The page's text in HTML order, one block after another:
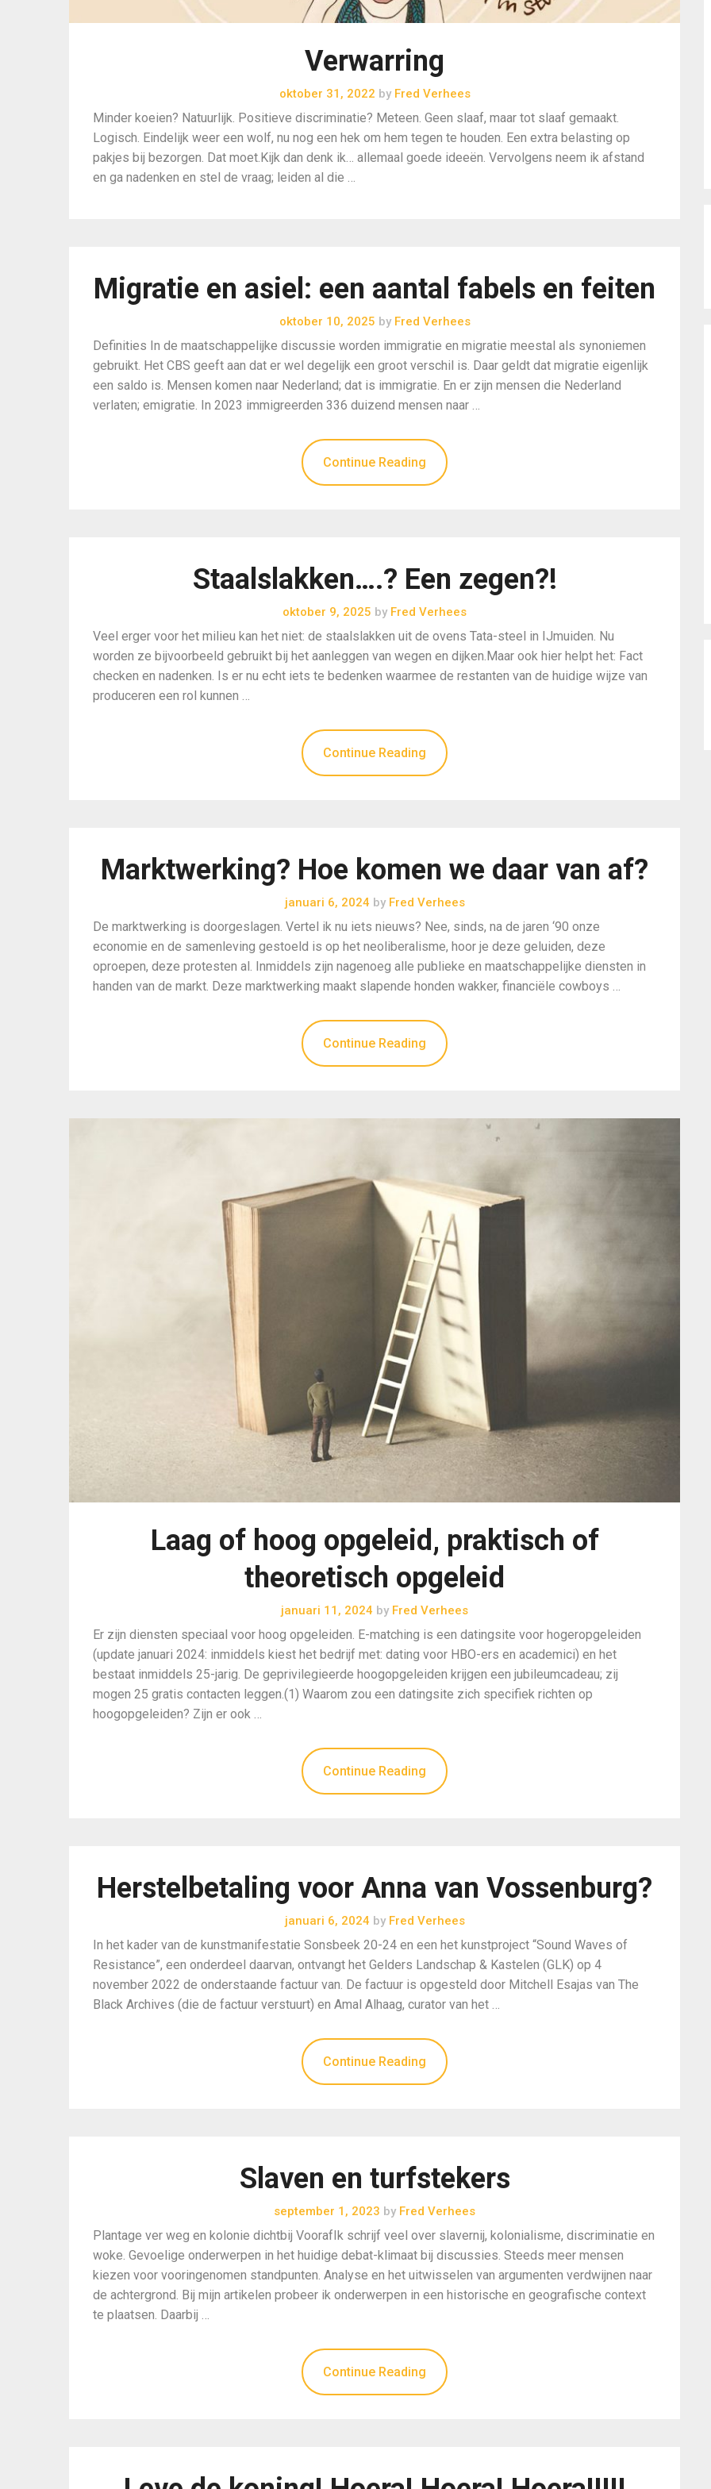
Verwarring
oktober 31, 2022 byFred Verhees
Minder koeien? Natuurlijk. Positieve discriminatie? Meteen. Geen slaaf, maar tot slaaf gemaakt.
Logisch. Eindelijk weer een wolf, nu nog een hek om hem tegen te houden. Een extra belasting op
pakjes bij bezorgen. Dat moet.Kijk dan denk ik… allemaal goede ideeën. Vervolgens neem ik afstand
en ga nadenken en stel de vraag; leiden al die …
Migratie en asiel: een aantal fabels en feiten
oktober 10, 2025 byFred Verhees
Definities In de maatschappelijke discussie worden immigratie en migratie meestal als synoniemen
gebruikt. Het CBS geeft aan dat er wel degelijk een groot verschil is. Daar geldt dat migratie eigenlijk
een saldo is. Mensen komen naar Nederland; dat is immigratie. En er zijn mensen die Nederland
verlaten; emigratie. In 2023 immigreerden 336 duizend mensen naar …
Continue Reading
Staalslakken….? Een zegen?!
oktober 9, 2025 by Fred Verhees
Veel erger voor het milieu kan het niet: de staalslakken uit de ovens Tata-steel in IJmuiden. Nu
worden ze bijvoorbeeld gebruikt bij het aanleggen van wegen en dijken.Maar ook hier helpt het: Fact
checken en nadenken. Is er nu echt iets te bedenken waarmee de restanten van de huidige wijze van
produceren een rol kunnen …
Continue Reading
Marktwerking? Hoe komen we daar van af?
januari 6, 2024 byFred Verhees
De marktwerking is doorgeslagen. Vertel ik nu iets nieuws? Nee, sinds, na de jaren ‘90 onze
economie en de samenleving gestoeld is op het neoliberalisme, hoor je deze geluiden, deze
oproepen, deze protesten al. Inmiddels zijn nagenoeg alle publieke en maatschappelijke diensten in
handen van de markt. Deze marktwerking maakt slapende honden wakker, financiële cowboys …
Continue Reading
Laag of hoog opgeleid, praktisch of
theoretisch opgeleid
januari 11, 2024 by Fred Verhees
Er zijn diensten speciaal voor hoog opgeleiden. E-matching is een datingsite voor hogeropgeleiden
(update januari 2024: inmiddels kiest het bedrijf met: dating voor HBO-ers en academici) en het
bestaat inmiddels 25-jarig. De geprivilegieerde hoogopgeleiden krijgen een jubileumcadeau; zij
mogen 25 gratis contacten leggen.(1) Waarom zou een datingsite zich specifiek richten op
hoogopgeleiden? Zijn er ook …
Continue Reading
Herstelbetaling voor Anna van Vossenburg?
januari 6, 2024 byFred Verhees
In het kader van de kunstmanifestatie Sonsbeek 20-24 en een het kunstproject “Sound Waves of
Resistance”, een onderdeel daarvan, ontvangt het Gelders Landschap & Kastelen (GLK) op 4
november 2022 de onderstaande factuur van. De factuur is opgesteld door Mitchell Esajas van The
Black Archives (die de factuur verstuurt) en Amal Alhaag, curator van het …
Continue Reading
Slaven en turfstekers
september 1, 2023 by Fred Verhees
Plantage ver weg en kolonie dichtbij VoorafIk schrijf veel over slavernij, kolonialisme, discriminatie en
woke. Gevoelige onderwerpen in het huidige debat-klimaat bij discussies. Steeds meer mensen
kiezen voor vooringenomen standpunten. Analyse en het uitwisselen van argumenten verdwijnen naar
de achtergrond. Bij mijn artikelen probeer ik onderwerpen in een historische en geografische context
te plaatsen. Daarbij …
Continue Reading